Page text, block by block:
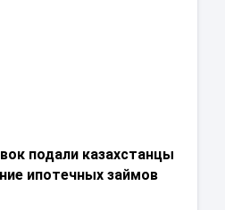
подали казахстанцы
ипотечных займов